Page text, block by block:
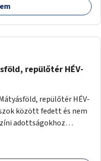
repülőtér HÉV-
repülőtér HÉV-
között fedett és nem
adottságokhoz